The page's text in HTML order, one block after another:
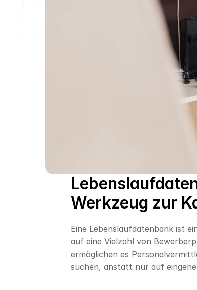
Werkzeug zur
Eine Lebenslaufdatenbank ist
auf eine Vielzahl von
ermöglichen es
suchen, anstatt nur auf